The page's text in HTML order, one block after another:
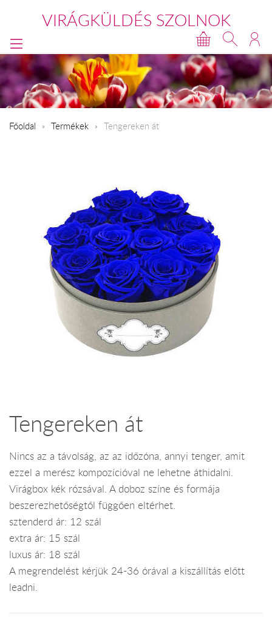
VIRÁGKÜLDÉS SZOLNOK
Főoldal Termékek Tengereken át
Tengereken át
Nincs az a távolság, az az időzóna, annyi tenger, amit
ezzel a merész kompozícióval ne lehetne áthidalni.
Virágbox kék rózsával. A doboz színe és formája
beszerezhetőségtől függően eltérhet.
sztenderd ár: 12 szál
extra ár: 15 szál
luxus ár: 18 szál
A megrendelést kérjük 24-36 órával a kiszállítás előtt
leadni.